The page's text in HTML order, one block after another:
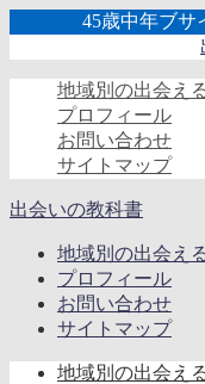
45歳中年ブサ
地域別の出会え
プロフィール
お問い合わせ
サイトマップ
出会いの教科書
地域別の出会え
プロフィール
お問い合わせ
サイトマップ
地域別の出会え